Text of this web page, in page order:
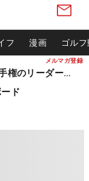
メルマガ登録
フ 漫画 ゴル
松山英樹ら出場 ウィンダム選手権のリーダーボード
ド